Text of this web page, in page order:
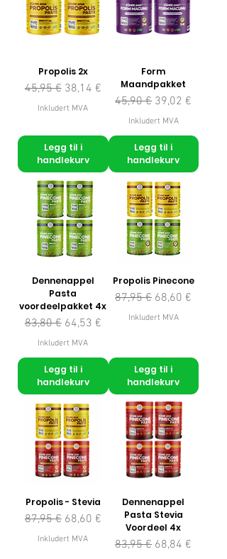
Propolis 2x
Vanlig pris
45,95 € Salgspris
38,14 €
Inkludert MVA
Legg til i
handlekurv
Form
Maandpakket
Vanlig pris
45,90 € Salgspris
39,02 €
Inkludert MVA
Legg til i
handlekurv
Dennenappel
Pasta
voordeelpakket 4x
Vanlig pris
83,80 € Salgspris
64,53 €
Inkludert MVA
Legg til i
handlekurv
Propolis Pinecone
Vanlig pris
87,95 € Salgspris
68,60 €
Inkludert MVA
Legg til i
handlekurv
Propolis - Stevia
Vanlig pris
87,95 € Salgspris
68,60 €
Inkludert MVA
Dennenappel
Pasta Stevia
Voordeel 4x
Vanlig pris
83,95 € Salgspris
68,84 €